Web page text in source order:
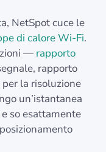
NetSpot cuce le
di calore Wi‑Fi.
— rapporto
rapporto
la risoluzione
un’istantanea
so esattamente